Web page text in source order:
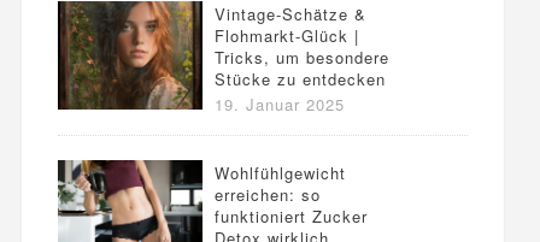
Vintage-Schätze &
Flohmarkt-Glück |
Tricks, um besondere
Stücke zu entdecken
19. Januar 2025
Wohlfühlgewicht
erreichen: so
funktioniert Zucker